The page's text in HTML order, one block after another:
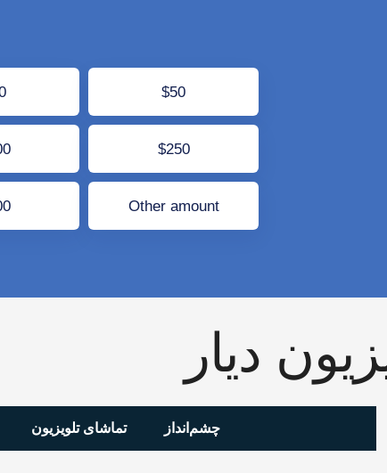
$50
$250
Other amount
چشم‌انداز تماشای تلویزیون